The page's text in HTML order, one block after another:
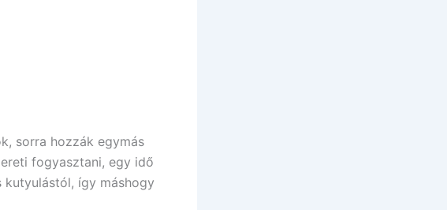
sorra hozzák egymás
fogyasztani, egy idő
így máshogy